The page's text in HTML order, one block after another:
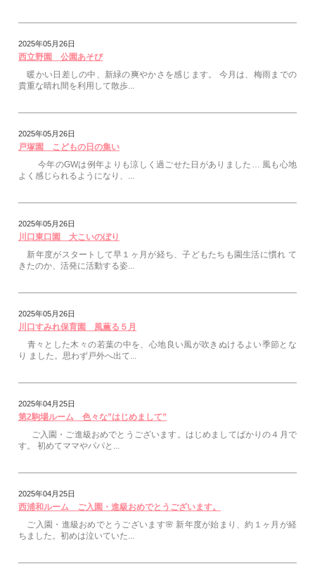
2025年05月26日
西立野園 公園あそび
暖かい日差しの中、新緑の爽やかさを感じます。 今月は、梅雨までの
貴重な晴れ間を利用して散歩...
2025年05月26日
戸塚園 こどもの日の集い
今年のGWは例年よりも涼しく過ごせた日がありました… 風も心地
よく感じられるようになり、...
2025年05月26日
川口東口園 大こいのぼり
新年度がスタートして早１ヶ月が経ち、子どもたちも園生活に慣れ て
きたのか、活発に活動する姿...
2025年05月26日
川口すみれ保育園 風薫る５月
青々とした木々の若葉の中を、心地良い風が吹きぬけるよい季節とな
り ました。思わず戸外へ出て...
2025年04月25日
第2駒場ルーム 色々な”はじめまして”
ご入園・ご進級おめでとうございます。はじめましてばかりの４月で
す。 初めてママやパパと...
2025年04月25日
西浦和ルーム ご入園・進級おめでとうございます。
ご入園・進級おめでとうございます🌸 新年度が始まり、約１ヶ月が経
ちました。初めは泣いていた...